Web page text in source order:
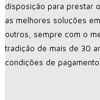
disposição para prestar
as melhores soluções
outros, sempre com o
tradição de mais de 30
condições de